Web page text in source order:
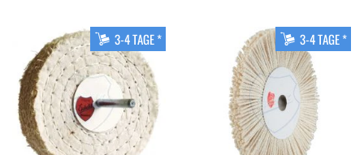
3-4 TAGE * 3-4 TAGE *